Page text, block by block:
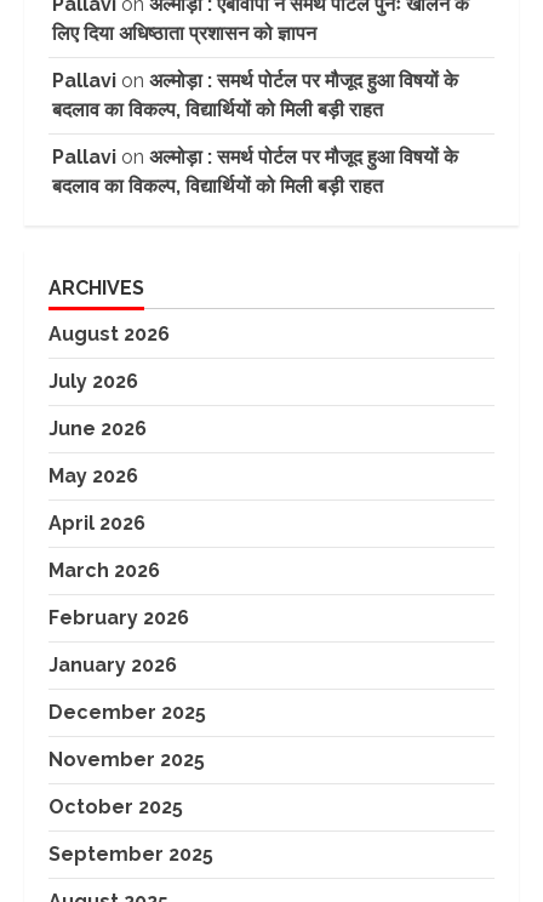
लिए दिया अधिष्ठाता प्रशासन को ज्ञापन
Pallavi on अल्मोड़ा : समर्थ पोर्टल पर मौजूद हुआ विषयों के
बदलाव का विकल्प, विद्यार्थियों को मिली बड़ी राहत
Pallavi on अल्मोड़ा : समर्थ पोर्टल पर मौजूद हुआ विषयों के
बदलाव का विकल्प, विद्यार्थियों को मिली बड़ी राहत
ARCHIVES
August 2026
July 2026
June 2026
May 2026
April 2026
March 2026
February 2026
January 2026
December 2025
November 2025
October 2025
September 2025